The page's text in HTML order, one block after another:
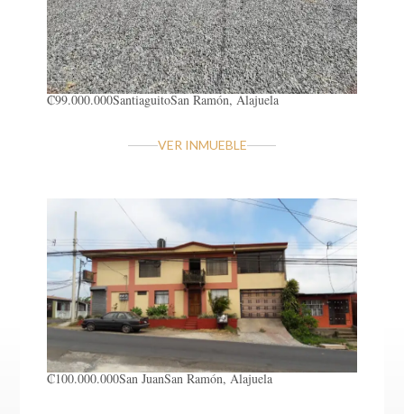
₡99.000.000SantiaguitoSan Ramón, Alajuela
VER INMUEBLE
₡100.000.000San JuanSan Ramón, Alajuela